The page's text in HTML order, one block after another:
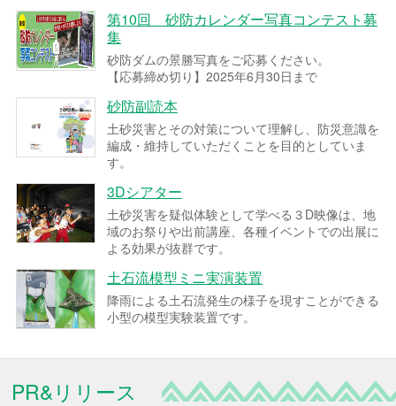
第10回 砂防カレンダー写真コンテスト募
集
砂防ダムの景勝写真をご応募ください。
【応募締め切り】2025年6月30日まで
砂防副読本
土砂災害とその対策について理解し、防災意識を
編成・維持していただくことを目的としていま
す。
3Dシアター
土砂災害を疑似体験として学べる３D映像は、地
域のお祭りや出前講座、各種イベントでの出展に
よる効果が抜群です。
土石流模型ミニ実演装置
降雨による土石流発生の様子を現すことができる
小型の模型実験装置です。
PR&リリース